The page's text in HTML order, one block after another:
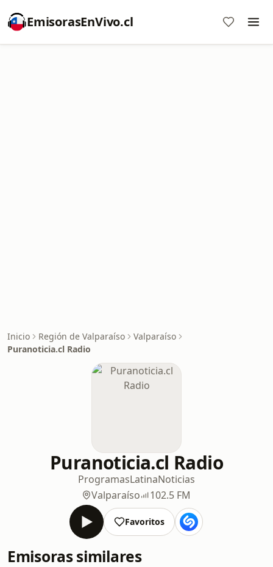
EmisorasEnVivo.cl
Inicio Región de Valparaíso
Valparaíso
Puranoticia.cl Radio
Puranoticia.cl Radio
ProgramasLatinaNoticias
Valparaíso
102.5 FM
Favoritos
Emisoras similares